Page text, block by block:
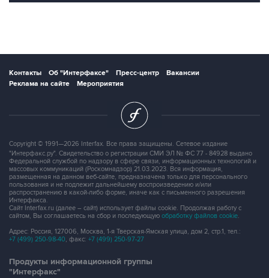
Контакты Об "Интерфаксе" Пресс-центр
Вакансии
Реклама на сайте
Мероприятия
Copyright © 1991—2026 Interfax. Все права защищены. Сетевое издание
"Интерфакс.ру". Свидетельство о регистрации СМИ ЭЛ № ФС 77 - 84928 выдано
Федеральной службой по надзору в сфере связи, информационных технологий и
массовых коммуникаций (Роскомнадзор) 21.03.2023. Вся информация,
размещенная на данном веб-сайте, предназначена только для персонального
пользования и не подлежит дальнейшему воспроизведению и/или
распространению в какой-либо форме, иначе как с письменного разрешения
Интерфакса.
Сайт Interfax.ru (далее – сайт) использует файлы cookie. Продолжая работу с
сайтом, Вы соглашаетесь на сбор и последующую обработку файлов cookie.
Адрес: Россия, 127006, Москва, 1-я Тверская-Ямская улица, дом 2, стр.1, тел.:
+7 (499) 250-98-40, факс: +7 (499) 250-97-27
Продукты информационной группы
"Интерфакс"